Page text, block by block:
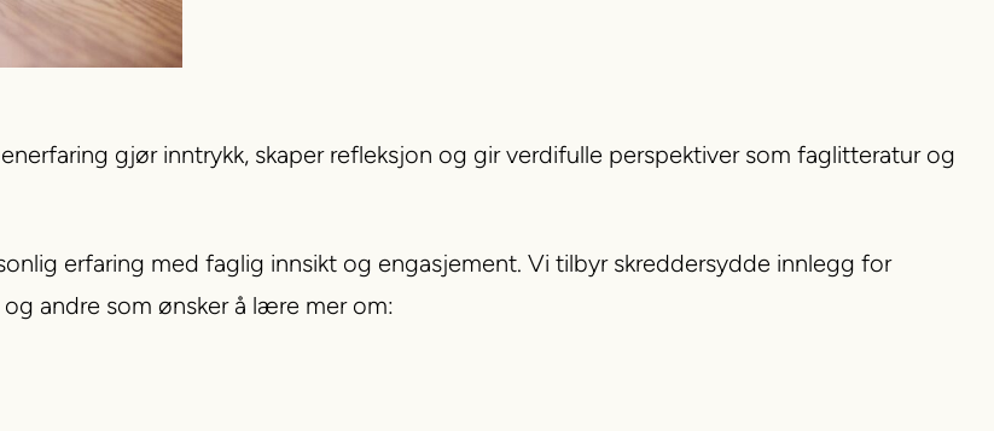
gjør inntrykk, skaper refleksjon og gir verdifulle perspektiver som faglitteratur og
erfaring med faglig innsikt og engasjement. Vi tilbyr skreddersydde innlegg for
andre som ønsker å lære mer om: